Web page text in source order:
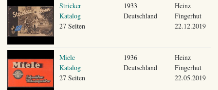
Stricker
Katalog
27 Seiten
1933
Deutschland
Heinz
Fingerhut
22.12.2019
Miele
Katalog
27 Seiten
1936
Deutschland
Heinz
Fingerhut
22.05.2019